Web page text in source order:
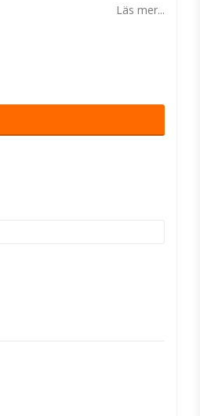
Läs mer...